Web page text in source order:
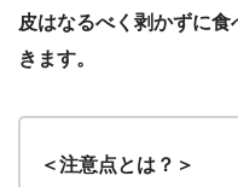
皮はなるべく剥かずに
きます。
＜注意点とは？＞